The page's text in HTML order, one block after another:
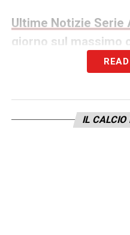
Ultime Notizie Serie
giorno sul massimo
Serie A, Chivu
Il premio IL CALCIO